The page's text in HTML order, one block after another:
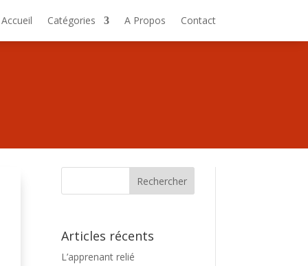
Accueil Catégories A Propos Contact
Articles récents
L’apprenant relié